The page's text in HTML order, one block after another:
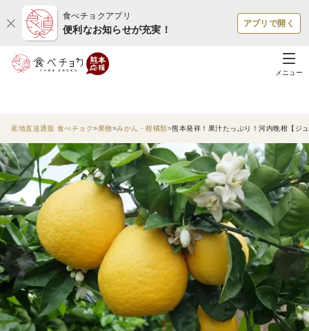
食べチョクアプリ
便利なお知らせが充実！
アプリで開く
メニュー
産地直送通販 食べチョク 果物 みかん・柑橘類 熊本発祥！果汁たっぷり！河内晩柑